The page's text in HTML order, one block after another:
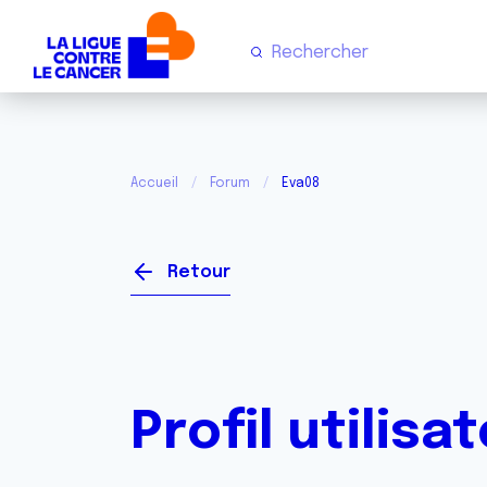
Accueil Forum Eva08
Retour
Profil